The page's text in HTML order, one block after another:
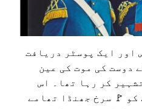
اور ایک پوسٹر دریافت
دوست کی موت کی عین
کر رہا تھا۔ اس
🚩 سرخ جھنڈا تھامے